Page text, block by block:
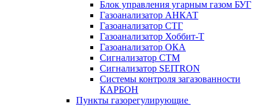
Блок управления угарным газом БУГ
Газоанализатор АНКАТ
Газоанализатор СТГ
Газоанализатор Хоббит-Т
Газоанализатор ОКА
Сигнализатор СТМ
Сигнализатор SEITRON
Системы контроля загазованности
КАРБОН
Пункты газорегулирующие